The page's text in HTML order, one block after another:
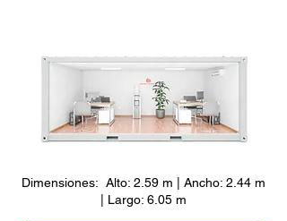
Dimensiones: Alto: 2.59 m | Ancho: 2.44 m
| Largo: 6.05 m